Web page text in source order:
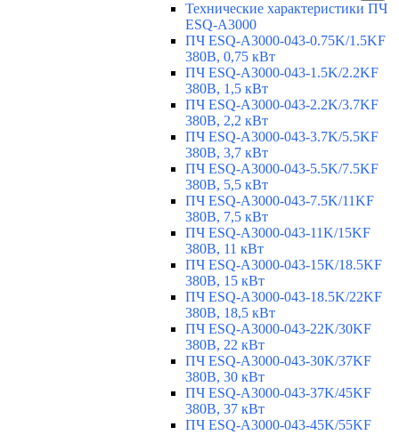
Технические характеристики ПЧ
ESQ-A3000
ПЧ ESQ-A3000-043-0.75K/1.5KF
380В, 0,75 кВт
ПЧ ESQ-A3000-043-1.5K/2.2KF
380В, 1,5 кВт
ПЧ ESQ-A3000-043-2.2K/3.7KF
380В, 2,2 кВт
ПЧ ESQ-A3000-043-3.7K/5.5KF
380В, 3,7 кВт
ПЧ ESQ-A3000-043-5.5K/7.5KF
380В, 5,5 кВт
ПЧ ESQ-A3000-043-7.5K/11KF
380В, 7,5 кВт
ПЧ ESQ-A3000-043-11K/15KF
380В, 11 кВт
ПЧ ESQ-A3000-043-15K/18.5KF
380В, 15 кВт
ПЧ ESQ-A3000-043-18.5K/22KF
380В, 18,5 кВт
ПЧ ESQ-A3000-043-22K/30KF
380В, 22 кВт
ПЧ ESQ-A3000-043-30K/37KF
380В, 30 кВт
ПЧ ESQ-A3000-043-37K/45KF
380В, 37 кВт
ПЧ ESQ-A3000-043-45K/55KF